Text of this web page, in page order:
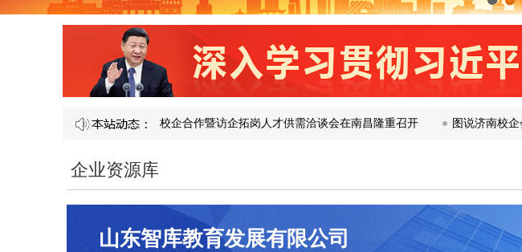
1 2
—— 第 121 届产教融合校企合作暨访企拓岗人才供需洽谈会在南昌隆重召开​ 图说济南校企会
企业资源库
山东智库教育发展有限公司